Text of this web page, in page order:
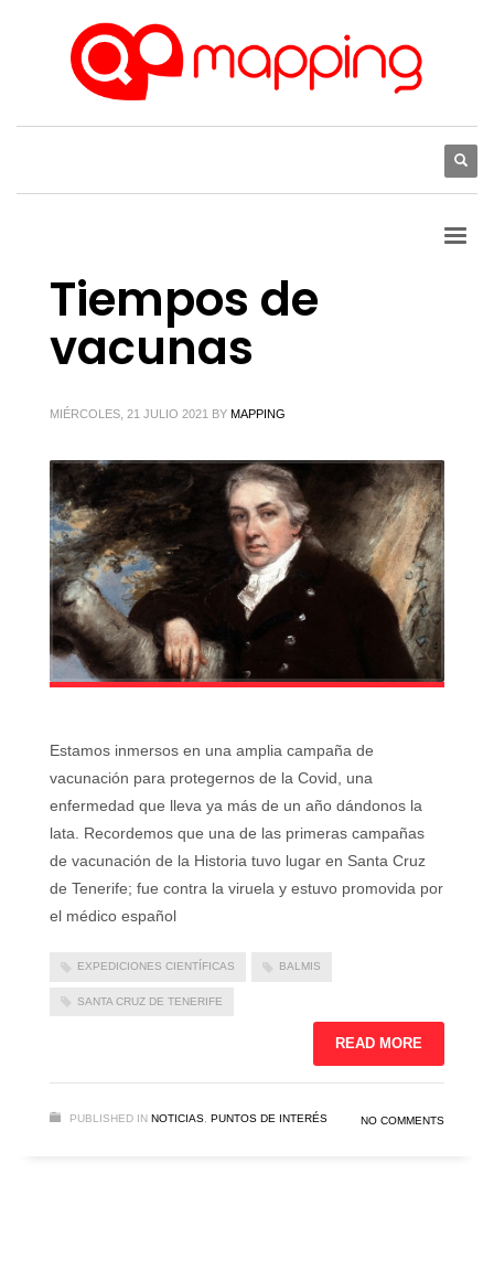
Tiempos de
vacunas
MIÉRCOLES, 21 JULIO 2021 BY MAPPING
Estamos inmersos en una amplia campaña de
vacunación para protegernos de la Covid, una
enfermedad que lleva ya más de un año dándonos la
lata. Recordemos que una de las primeras campañas
de vacunación de la Historia tuvo lugar en Santa Cruz
de Tenerife; fue contra la viruela y estuvo promovida por
el médico español
EXPEDICIONES CIENTÍFICAS BALMIS
SANTA CRUZ DE TENERIFE
READ MORE
PUBLISHED IN NOTICIAS PUNTOS DE INTERÉS NO COMMENTS